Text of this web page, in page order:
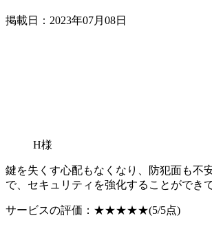
掲載日：2023年07月08日
H様
鍵を失くす心配もなくなり、防犯面も不
で、セキュリティを強化することができ
サービスの評価： ★★★★★(5/5点)